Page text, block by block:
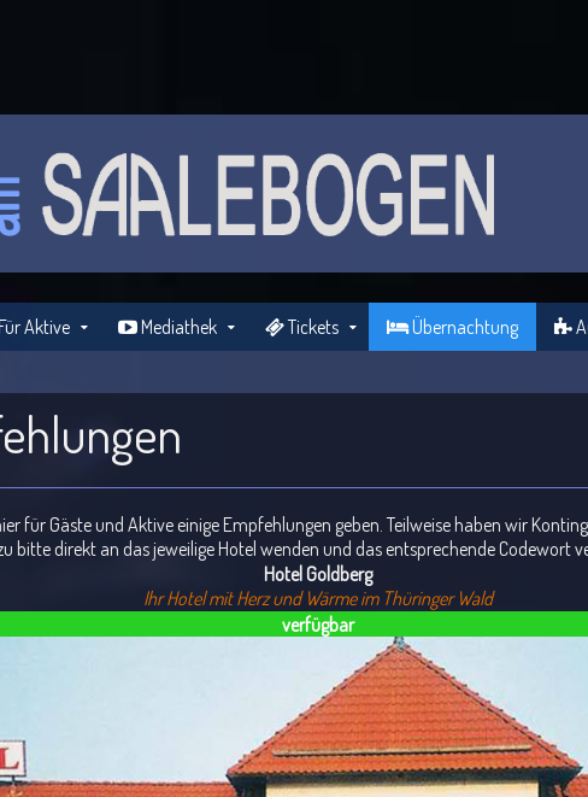
Aktive Mediathek Tickets Übernachtung
für Gäste und Aktive einige Empfehlungen geben. Teilweise haben wir
bitte direkt an das jeweilige Hotel wenden und das entsprechende Codewort
Hotel Goldberg
Ihr Hotel mit Herz und Wärme im Thüringer Wald
verfügbar